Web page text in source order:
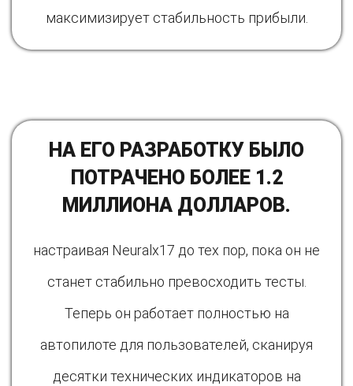
максимизирует стабильность прибыли.
НА ЕГО РАЗРАБОТКУ БЫЛО
ПОТРАЧЕНО БОЛЕЕ 1.2
МИЛЛИОНА ДОЛЛАРОВ.
настраивая Neuralx17 до тех пор, пока он не
станет стабильно превосходить тесты.
Теперь он работает полностью на
автопилоте для пользователей, сканируя
десятки технических индикаторов на